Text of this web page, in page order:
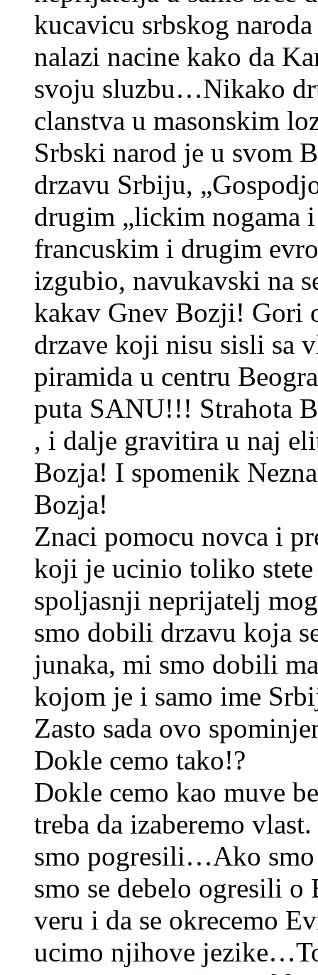
kucavicu srbskog
nalazi nacine kako da
svoju sluzbu…Nikako
clanstva u masonskim
Srbski narod je u svom
drzavu Srbiju,
drugim „lickim nogama
francuskim i drugim
izgubio, navukavski na
kakav Gnev Bozji! Gori
drzave koji nisu sisli sa
piramida u centru
puta SANU!!! Strahota
, i dalje gravitira u naj
Bozja! I spomenik
Bozja!
Znaci pomocu novca i
koji je ucinio toliko
spoljasnji neprijatelj
smo dobili drzavu koja
junaka, mi smo dobili
kojom je i samo ime
Zasto sada ovo
Dokle cemo tako!?
Dokle cemo kao muve
treba da izaberemo
smo pogresili…Ako smo
smo se debelo ogresili o
veru i da se okrecemo
ucimo njihove